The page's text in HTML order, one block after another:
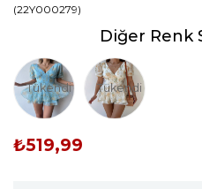
(22Y000279)
Diğer Renk
Tükendi Tükendi
₺519,99